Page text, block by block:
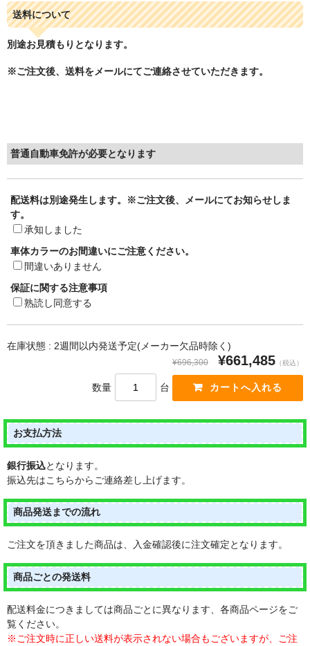
送料について
別途お見積もりとなります。
※ご注文後、送料をメールにてご連絡させていただきます。
普通自動車免許が必要となります
配送料は別途発生します。※ご注文後、メールにてお知らせしま
す。
承知しました
車体カラーのお間違いにご注意ください。
間違いありません
保証に関する注意事項
熟読し同意する
在庫状態 : 2週間以内発送予定(メーカー欠品時除く)
¥696,300 ¥661,485 （税込）
数量 台
お支払方法
銀行振込となります。
振込先はこちらからご連絡差し上げます。
商品発送までの流れ
ご注文を頂きました商品は、入金確認後に注文確定となります。
商品ごとの発送料
配送料金につきましては商品ごとに異なります、各商品ページをご
覧ください。
※ご注文時に正しい送料が表示されない場合もございますが、ご注